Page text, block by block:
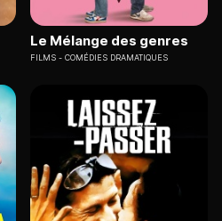
Le Mélange des genres
FILMS COMÉDIES DRAMATIQUES